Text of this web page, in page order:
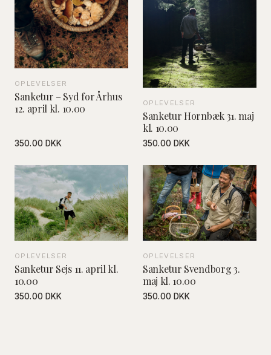
OPLEVELSER
Sanketur – Syd for Århus
12. april kl. 10.00
350.00 DKK
OPLEVELSER
Sanketur Hornbæk 31. maj
kl. 10.00
350.00 DKK
OPLEVELSER
Sanketur Sejs 11. april kl.
10.00
350.00 DKK
OPLEVELSER
Sanketur Svendborg 3.
maj kl. 10.00
350.00 DKK